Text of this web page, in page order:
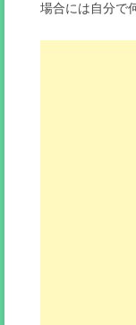
場合には自分で